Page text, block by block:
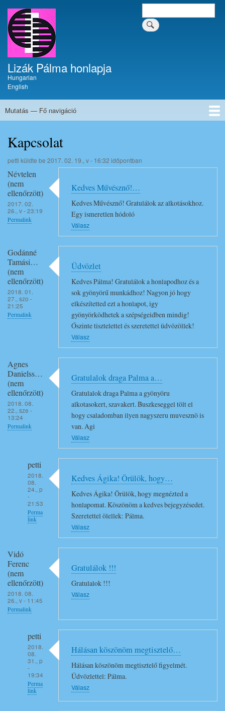
Keresés a tartalomban
Keresés
a
tartalomban
Lizák Pálma honlapja
Hungarian
English
Fő
Mutatás — Fő navigáció
Kapcsolat
petti küldte be 2017. 02. 19., v - 16:32 időpontban
Névtelen
(nem
ellenőrzött)
2017. 02.
26., v - 23:19
Permalink
Kedves Művésznő!…
Kedves Művésznő! Gratulálok az alkotásokhoz.
Egy ismeretlen hódoló
Válasz
Godánné
Tamási…
(nem
ellenőrzött)
2018. 01.
27., szo -
21:25
Permalink
Üdvözlet
Kedves Pálma! Gratulálok a honlapodhoz és a
sok gyönyörű munkádhoz! Nagyon jó hogy
elkészítetted ezt a honlapot, igy
gyönyörködhetek a szépségeidben mindig!
Őszinte tisztelettel és szeretettel üdvözöllek!
Válasz
Agnes
Danielss…
(nem
ellenőrzött)
2018. 08.
22., sze -
13:24
Permalink
Gratulalok draga Palma a…
Gratulalok draga Palma a gyönyöru
alkotasokert, szavakert. Buszkeseggel tölt el
hogy csaladomban ilyen nagyszeru muvesznö is
van. Agi
Válasz
petti
2018.
08.
24., p
-
21:53
Perma
link
Danielss…
ellenőrzött)
G
r
t
u
l
a
l
o
Kedves Ágika! Örülök, hogy…
Kedves Ágika! Örülök, hogy megnézted a
honlapomat. Köszönöm a kedves bejegyzésedet.
Szeretettel ölellek: Pálma.
Válasz
Vidó
Ferenc
(nem
ellenőrzött)
2018. 08.
26., v - 11:45
Permalink
Gratulálok !!!
Gratulalok !!!
Válasz
petti
2018.
08.
31., p
-
19:34
Perma
link
Hálásan köszönöm megtisztelő…
Hálásan köszönöm megtisztelő figyelmét.
Üdvözlettel: Pálma.
Válasz